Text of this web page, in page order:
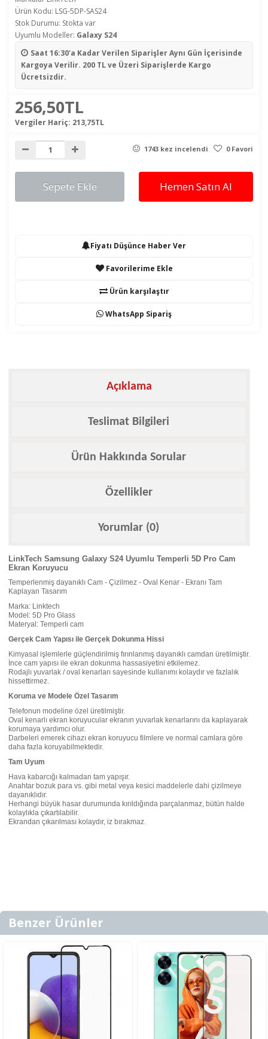
Ürün Kodu: LSG-5DP-SAS24
Stok Durumu: Stokta var
Uyumlu Modeller: Galaxy S24
Saat 16:30'a Kadar Verilen SiparişlerAynı Gün İçerisinde
Kargoya Verilir. 200 TL ve Üzeri Siparişlerde Kargo
Ücretsizdir.
256,50TL
Vergiler Hariç: 213,75TL
1743 kez incelendi 0 Favori
Sepete Ekle Hemen Satın Al
Fiyatı Düşünce Haber Ver
Favorilerime Ekle
Ürün karşılaştır
WhatsApp Sipariş
Açıklama
Teslimat Bilgileri
Ürün Hakkında Sorular
Özellikler
Yorumlar (0)
LinkTech Samsung Galaxy S24 Uyumlu Temperli 5D Pro Cam
Ekran Koruyucu
Temperlenmiş dayanıklı Cam - Çizilmez - Oval Kenar - Ekranı Tam
Kaplayan Tasarım
Marka: Linktech
Model: 5D Pro Glass
Materyal: Temperli cam
Gerçek Cam Yapısı ile Gerçek Dokunma Hissi
Kimyasal işlemlerle güçlendirilmiş fırınlanmış dayanıklı camdan üretilmiştir.
İnce cam yapısı ile ekran dokunma hassasiyetini etkilemez.
Rodajlı yuvarlak / oval kenarları sayesinde kullanımı kolaydır ve fazlalık
hissettirmez.
Koruma ve Modele Özel Tasarım
Telefonun modeline özel üretilmiştir.
Oval kenarlı ekran koruyucular ekranın yuvarlak kenarlarını da kaplayarak
korumaya yardımcı olur.
Darbeleri emerek cihazı ekran koruyucu filmlere ve normal camlara göre
daha fazla koruyabilmektedir.
Tam Uyum
Hava kabarcığı kalmadan tam yapışır.
Anahtar bozuk para vs. gibi metal veya kesici maddelerle dahi çizilmeye
dayanıklıdır.
Herhangi büyük hasar durumunda kırıldığında parçalanmaz, bütün halde
kolaylıkla çıkartılabilir.
Ekrandan çıkarılması kolaydır, iz bırakmaz.
Benzer Ürünler